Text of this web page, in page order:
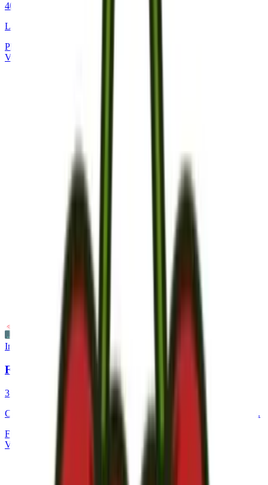
40%
Las mejores ofertas en telefonía móvil con los operadores líderes.
Planes flexibles
Ver detalles del servicio
Internet
Fibra
35%
Conexión de alta velocidad al mejor precio para tu hogar o negocio.
Fibra hasta 1 Gbps
Ver detalles del servicio